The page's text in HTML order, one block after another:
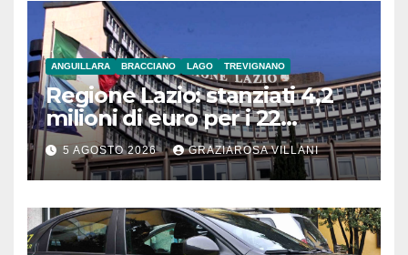
ANGUILLARA BRACCIANO LAGO TREVIGNANO
Regione Lazio: stanziati 4,2
milioni di euro per i 22
Comuni dell’Etruria
Meridionale
5 AGOSTO 2026 GRAZIAROSA VILLANI